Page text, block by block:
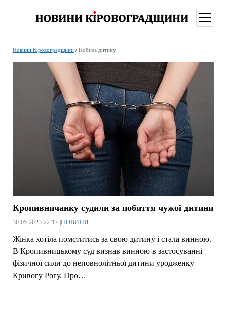
меню
Новини Кіровоградщини/ Побила дитину
Кропивничанку судили за побиття чужої дитини
30.05.2023 22:17 |НОВИНИ
Жінка хотіла помститись за свою дитину і стала винною.
В Кропивницькому суд визнав винною в застосуванні
фізичної сили до неповнолітньої дитини уродженку
Кривогу Рогу. Про…